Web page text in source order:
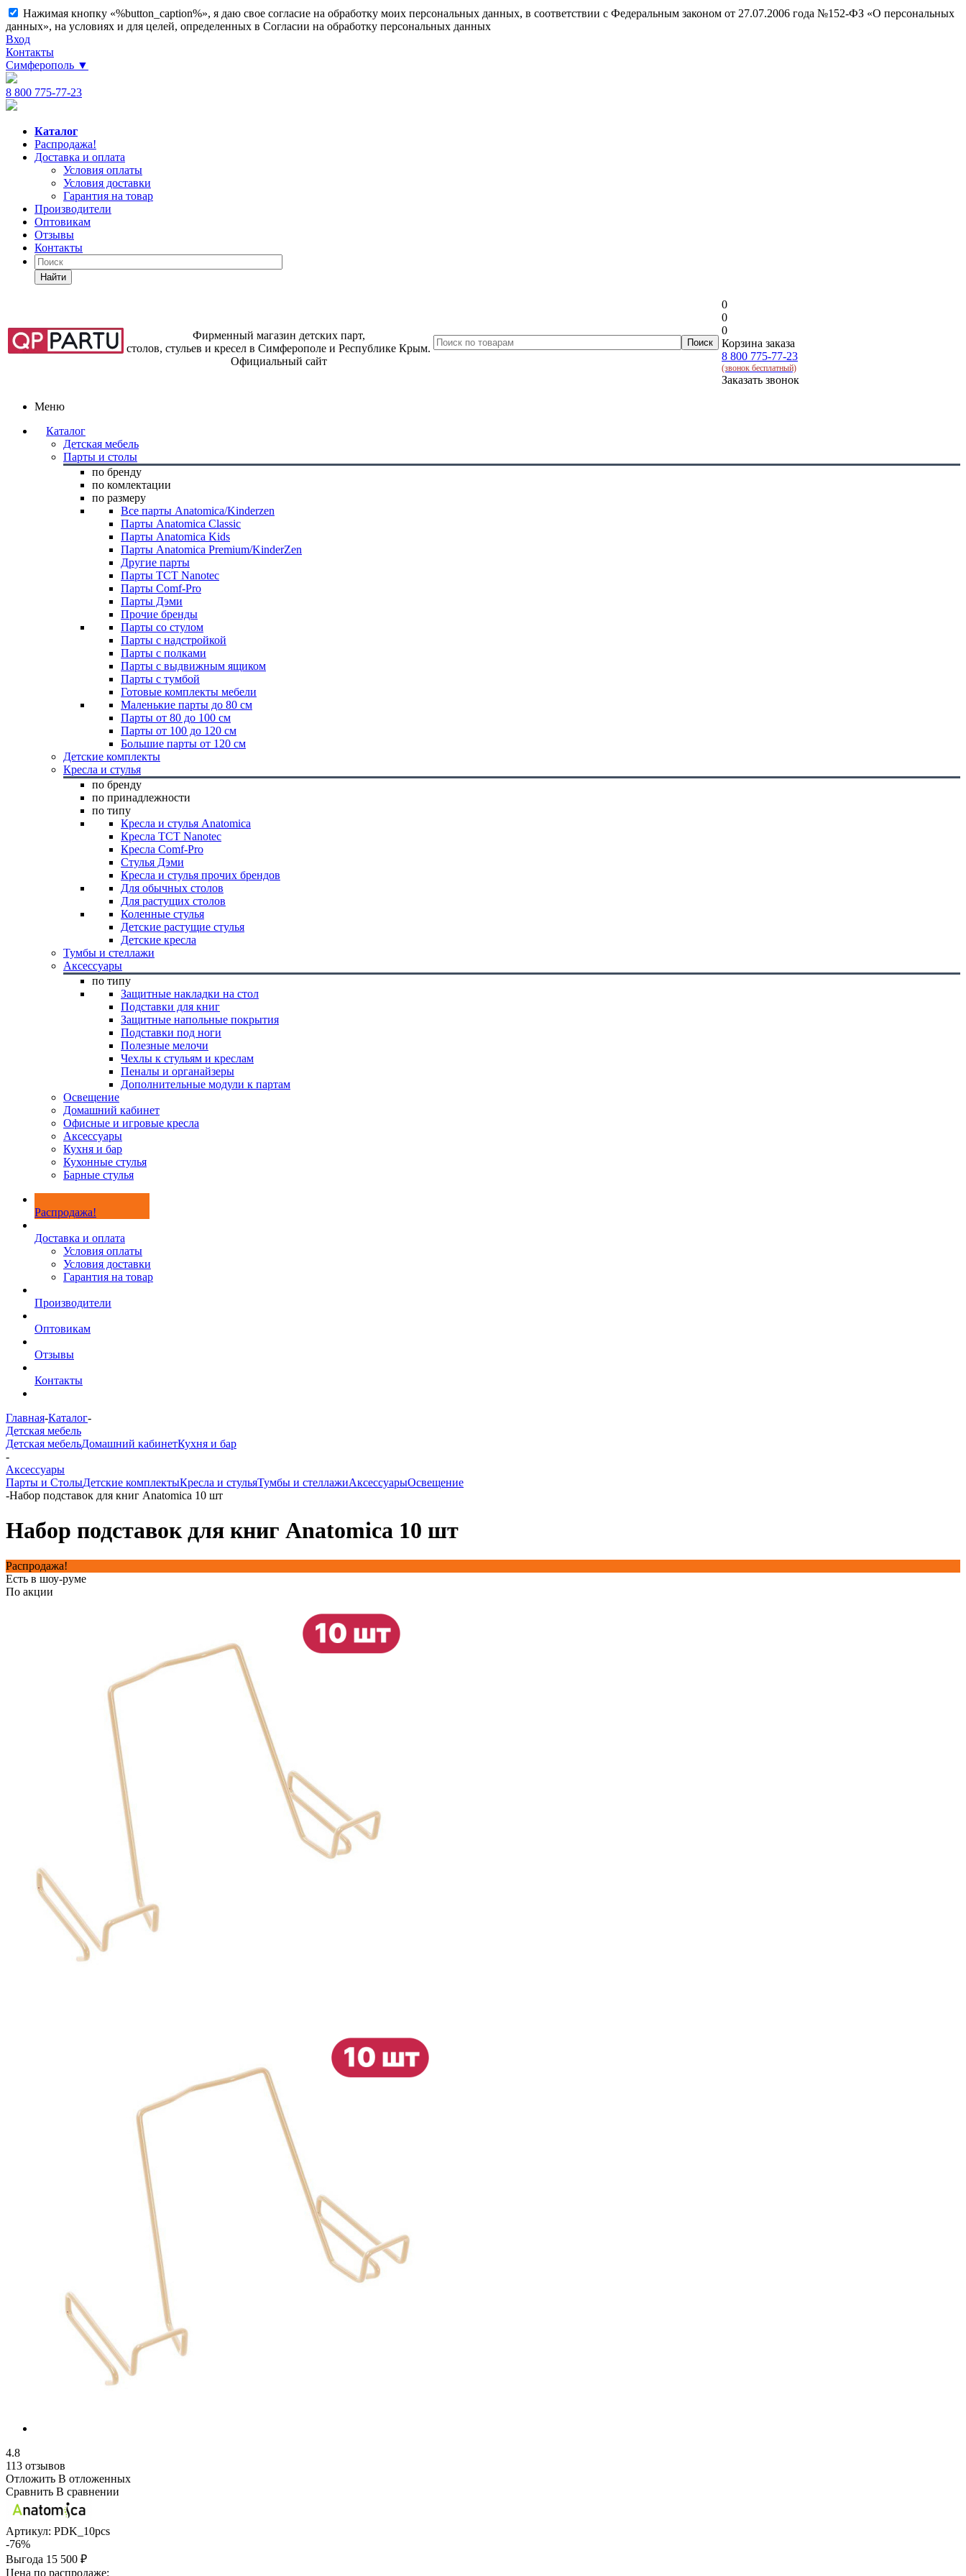
Нажимая кнопку «%button_caption%», я даю свое согласие на обработку моих персональных данных, в соответствии с Федеральным законом от 27.07.2006 года №152-ФЗ «О персональных
данных», на условиях и для целей, определенных в Согласии на обработку персональных данных
Вход
Контакты
Симферополь ▼
8 800 775-77-23
Каталог
Распродажа!
Доставка и оплата
Условия оплаты
Условия доставки
Гарантия на товар
Производители
Оптовикам
Отзывы
Контакты
Найти
Фирменный магазин детских парт,
столов, стульев и кресел в Симферополе и Республике Крым.
Официальный сайт
0
0
0
Корзина заказа
8 800 775-77-23
(звонок бесплатный)
Заказать звонок
Меню
Каталог
Детская мебель
Парты и столы
по бренду
по комлектации
по размеру
Все парты Anatomica/Kinderzen
Парты Anatomica Classic
Парты Anatomica Kids
Парты Anatomica Premium/KinderZen
Другие парты
Парты TCT Nanotec
Парты Comf-Pro
Парты Дэми
Прочие бренды
Парты со стулом
Парты с надстройкой
Парты с полками
Парты с выдвижным ящиком
Парты с тумбой
Готовые комплекты мебели
Маленькие парты до 80 см
Парты от 80 до 100 см
Парты от 100 до 120 см
Большие парты от 120 см
Детские комплекты
Кресла и стулья
по бренду
по принадлежности
по типу
Кресла и стулья Anatomica
Кресла TCT Nanotec
Кресла Comf-Pro
Стулья Дэми
Кресла и стулья прочих брендов
Для обычных столов
Для растущих столов
Коленные стулья
Детские растущие стулья
Детские кресла
Тумбы и стеллажи
Аксессуары
по типу
Защитные накладки на стол
Подставки для книг
Защитные напольные покрытия
Подставки под ноги
Полезные мелочи
Чехлы к стульям и креслам
Пеналы и органайзеры
Дополнительные модули к партам
Освещение
Домашний кабинет
Офисные и игровые кресла
Аксессуары
Кухня и бар
Кухонные стулья
Барные стулья
Распродажа!
Доставка и оплата
Условия оплаты
Условия доставки
Гарантия на товар
Производители
Оптовикам
Отзывы
Контакты
Главная-Каталог-
Детская мебель
Детская мебельДомашний кабинетКухня и бар
-
Аксессуары
Парты и СтолыДетские комплектыКресла и стульяТумбы и стеллажиАксессуарыОсвещение
-Набор подставок для книг Anatomica 10 шт
Набор подставок для книг Anatomica 10 шт
Распродажа!
Есть в шоу-руме
По акции
4.8
113 отзывов
Отложить В отложенных
Сравнить В сравнении
Артикул: PDK_10pcs
-76%
Выгода 15 500 ₽
Цена по распродаже: